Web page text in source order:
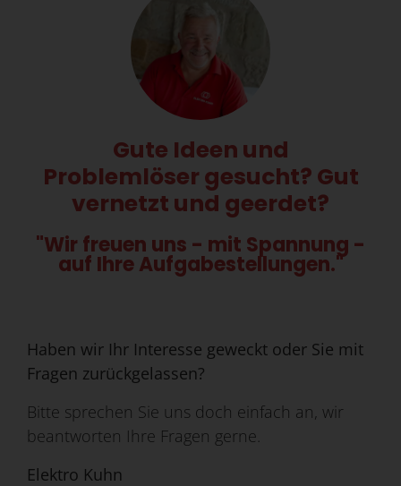
Gute Ideen und
Problemlöser gesucht? Gut
vernetzt und geerdet?
"Wir freuen uns - mit Spannung -
auf Ihre Aufgabestellungen."
Haben wir Ihr Interesse geweckt oder Sie mit
Fragen zurückgelassen?
Bitte sprechen Sie uns doch einfach an, wir
beantworten Ihre Fragen gerne.
Elektro Kuhn